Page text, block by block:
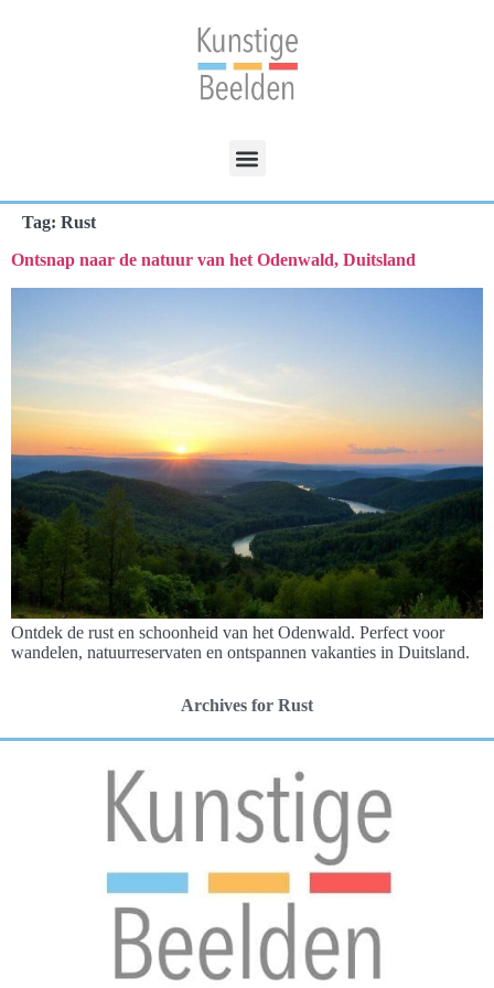
Tag: Rust
Ontsnap naar de natuur van het Odenwald, Duitsland
Ontdek de rust en schoonheid van het Odenwald. Perfect voor
wandelen, natuurreservaten en ontspannen vakanties in Duitsland.
Archives for Rust